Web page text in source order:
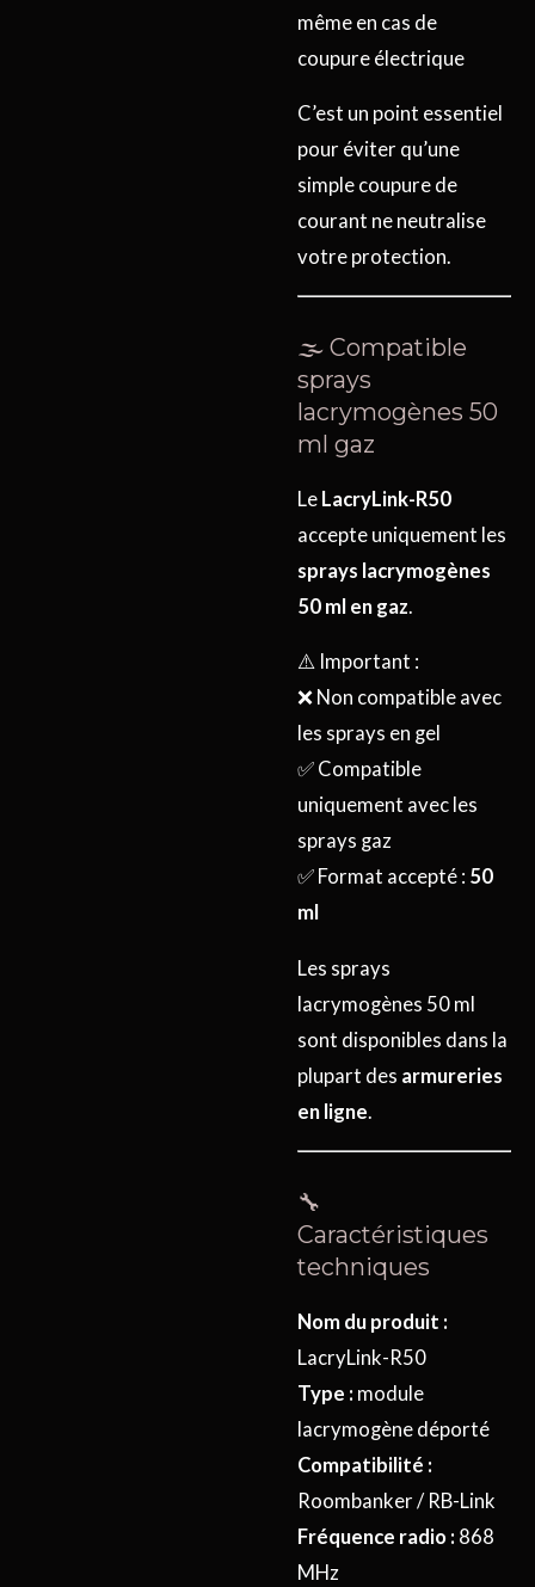
même en cas de
coupure électrique
C’est un point essentiel
pour éviter qu’une
simple coupure de
courant ne neutralise
votre protection.
🌫️ Compatible
sprays
lacrymogènes 50
ml gaz
Le LacryLink-R50
accepte uniquement les
sprays lacrymogènes
50 ml en gaz.
⚠️ Important :
❌ Non compatible avec
les sprays en gel
✅ Compatible
uniquement avec les
sprays gaz
✅ Format accepté : 50
ml
Les sprays
lacrymogènes 50 ml
sont disponibles dans la
plupart des armureries
en ligne.
🔧
Caractéristiques
techniques
Nom du produit :
LacryLink-R50
Type : module
lacrymogène déporté
Compatibilité :
Roombanker / RB-Link
Fréquence radio : 868
MHz